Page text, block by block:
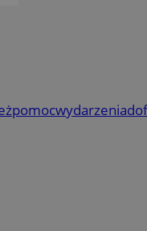
pomocwydarzenia